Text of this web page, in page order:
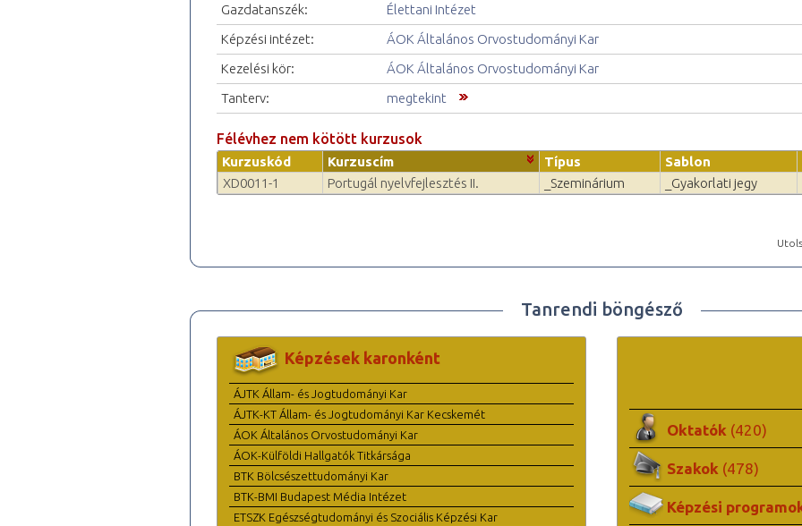
Gazdatanszék:
Élettani Intézet
Képzési intézet:
ÁOK Általános Orvostudományi Kar
Kezelési kör:
ÁOK Általános Orvostudományi Kar
Tanterv:
megtekint
Félévhez nem kötött kurzusok
Kurzuskód Kurzuscím Típus Sablon
XD0011-1
Portugál nyelvfejlesztés II. _Szeminárium _Gyakorlati jegy
Tanrendi böngésző
Képzések karonként
ÁJTK Állam- és Jogtudományi Kar
ÁJTK-KT Állam- és Jogtudományi Kar Kecskemét
ÁOK Általános Orvostudományi Kar
ÁOK-Külföldi Hallgatók Titkársága
BTK Bölcsészettudományi Kar
BTK-BMI Budapest Média Intézet
ETSZK Egészségtudományi és Szociális Képzési Kar
Oktatók (420)
Szakok (478)
Képzési